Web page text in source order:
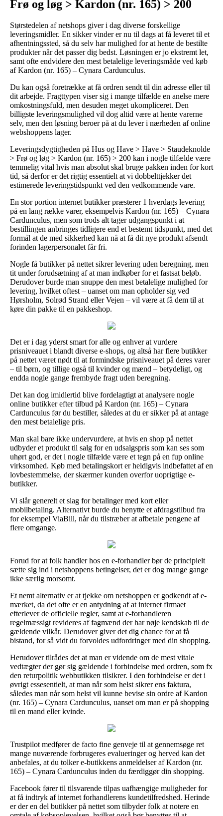
Frø og løg > Kardon (nr. 165) > 200
Størstedelen af netshops giver i dag diverse forskellige
leveringsmidler. En sikker vinder er nu til dags at få leveret til et
afhentningssted, så du selv har mulighed for at hente de bestilte
produkter når det passer dig bedst. Løsningen er jo ekstremt let,
samt ofte endvidere den mest betalelige leveringsmåde ved køb
af Kardon (nr. 165) – Cynara Cardunculus.
Du kan også foretrække at få ordren sendt til din adresse eller til
dit arbejde. Fragttypen viser sig i mange tilfælde en anelse mere
omkostningsfuld, men desuden meget ukompliceret. Den
billigste leveringsmulighed vil dog altid være at hente varerne
selv, men den løsning beroer på at du lever i nærheden af online
webshoppens lager.
Leveringsdygtigheden på Hus og Have > Have > Staudeknolde
> Frø og løg > Kardon (nr. 165) > 200 kan i nogle tilfælde være
temmelig vital hvis man absolut skal bruge pakken inden for kort
tid, så derfor er det rigtig essentielt at vi dobbelttjekker det
estimerede leveringstidspunkt ved den vedkommende vare.
En stor portion internet butikker præsterer 1 hverdags levering
på en lang række varer, eksempelvis Kardon (nr. 165) – Cynara
Cardunculus, men som trods alt tager udgangspunkt i at
bestillingen anbringes tidligere end et bestemt tidspunkt, med det
formål at de med sikkerhed kan nå at få dit nye produkt afsendt
forinden lagerpersonalet får fri.
Nogle få butikker på nettet sikrer levering uden beregning, men
tit under forudsætning af at man indkøber for et fastsat beløb.
Derudover burde man snuppe den mest betalelige mulighed for
levering, hvilket oftest – uanset om man opholder sig ved
Hørsholm, Solrød Strand eller Vejen – vil være at få dem til at
køre din pakke til en pakkeshop.
Det er i dag yderst smart for alle og enhver at vurdere
prisniveauet i blandt diverse e-shops, og altså har flere butikker
på nettet været nødt til at formindske prisniveauet på deres varer
– til børn, og tillige også til kvinder og mænd – betydeligt, og
endda nogle gange frembyde fragt uden beregning.
Det kan dog imidlertid blive fordelagtigt at analysere nogle
online butikker efter tilbud på Kardon (nr. 165) – Cynara
Cardunculus før du bestiller, således at du er sikker på at antage
den mest betalelige pris.
Man skal bare ikke undervurdere, at hvis en shop på nettet
udbyder et produkt til salg for en udsalgspris som kan ses som
uhørt god, er det i nogle tilfælde være et tegn på en fup online
virksomhed. Køb med betalingskort er heldigvis indbefattet af en
lovbestemmelse, der skærmer kunden overfor uoprigtige e-
butikker.
Vi slår generelt et slag for betalinger med kort eller
mobilbetaling. Alternativt burde du benytte et afdragstilbud fra
for eksempel ViaBill, når du tilstræber at afbetale pengene af
flere omgange.
Forud for at folk handler hos en e-forhandler bør de principielt
sætte sig ind i netshoppens betingelser, det er dog mange gange
ikke særlig morsomt.
Et nemt alternativ er at tjekke om netshoppen er godkendt af e-
mærket, da det ofte er en antydning af at internet firmaet
efterlever de officielle regler, samt at e-forhandleren
regelmæssigt revideres af fagmænd der har nøje kendskab til de
gældende vilkår. Derudover giver det dig chance for at få
bistand, for så vidt du forvoldes udfordringer med din shopping.
Herudover tilrådes det at man er vidende om de mest vitale
vedtægter der gør sig gældende i forbindelse med ordren, som fx
den returpolitik webbutikken tilsikrer. I den forbindelse er det i
øvrigt essesentielt, at man når som helst sikrer ens faktura,
således man når som helst vil kunne bevise sin ordre af Kardon
(nr. 165) – Cynara Cardunculus, uanset om man er på shopping
til en mand eller kvinde.
Trustpilot medfører de facto fine genveje til at gennemsøge ret
mange nuværende forbrugeres evalueringer og herved kan det
anbefales, at du tolker e-butikkens anmeldelser af Kardon (nr.
165) – Cynara Cardunculus inden du færdiggør din shopping.
Facebook fører til tilsvarende tilpas uafhængige muligheder for
at få indtryk af internet forhandlerens kundetilfredshed. Herinde
er der en del butikker på nettet som tilbyder folk at notere en